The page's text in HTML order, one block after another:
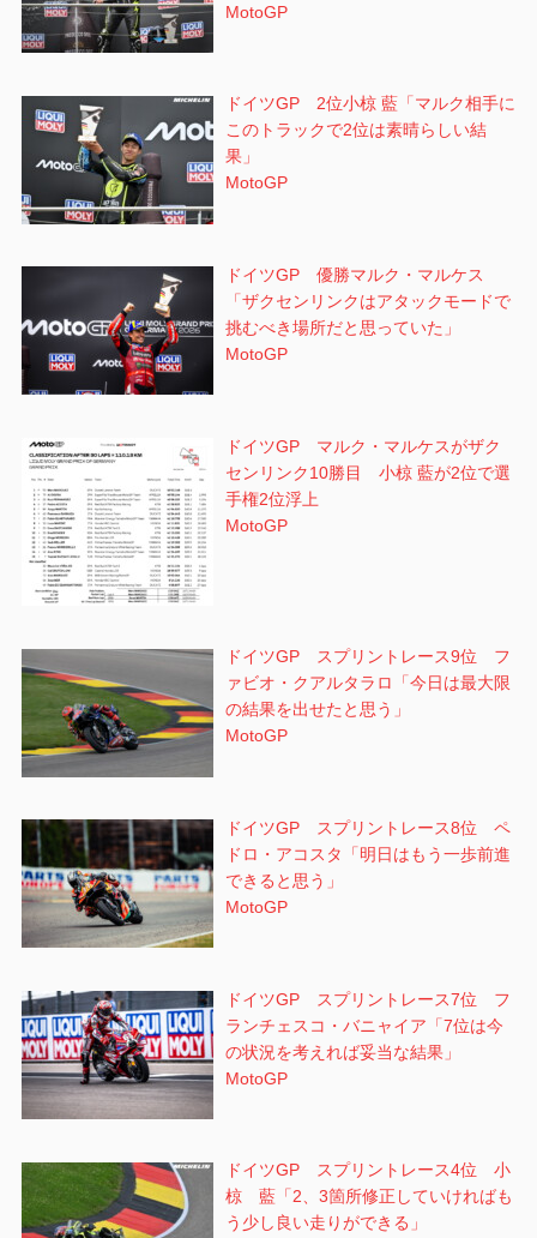
MotoGP
ドイツGP 2位小椋 藍「マルク相手に
このトラックで2位は素晴らしい結
果」
MotoGP
ドイツGP 優勝マルク・マルケス
「ザクセンリンクはアタックモードで
挑むべき場所だと思っていた」
MotoGP
ドイツGP マルク・マルケスがザク
センリンク10勝目 小椋 藍が2位で選
手権2位浮上
MotoGP
ドイツGP スプリントレース9位 フ
ァビオ・クアルタラロ「今日は最大限
の結果を出せたと思う」
MotoGP
ドイツGP スプリントレース8位 ペ
ドロ・アコスタ「明日はもう一歩前進
できると思う」
MotoGP
ドイツGP スプリントレース7位 フ
ランチェスコ・バニャイア「7位は今
の状況を考えれば妥当な結果」
MotoGP
ドイツGP スプリントレース4位 小
椋 藍「2、3箇所修正していければも
う少し良い走りができる」